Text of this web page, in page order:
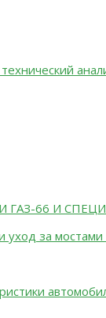
66 И
уход за